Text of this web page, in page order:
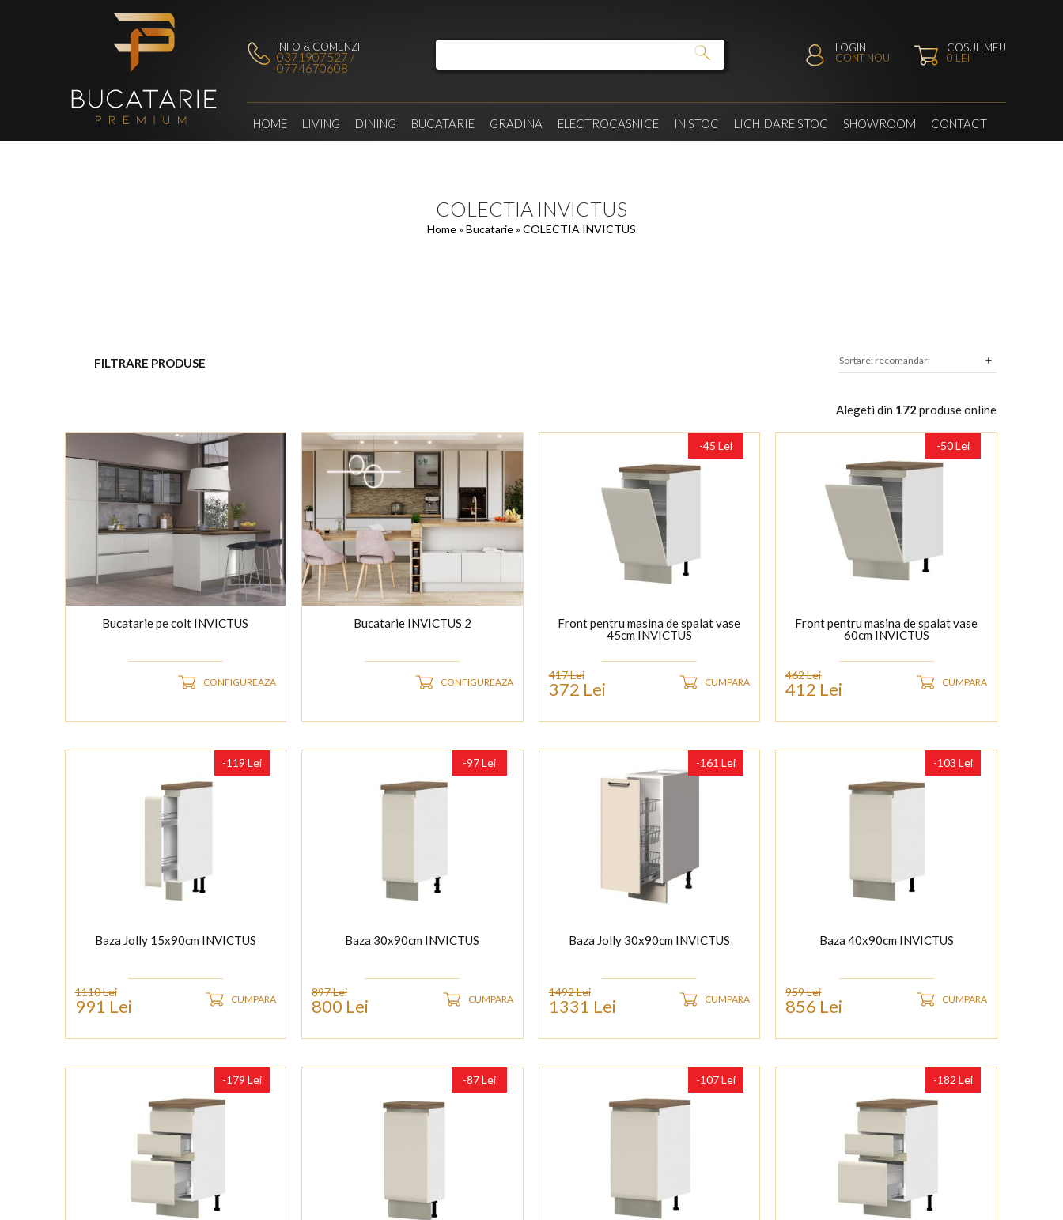
INFO & COMENZI
0371907527 /
0774670608
COSUL MEU
0 LEI
LOGIN
CONT NOU
HOME LIVING DINING BUCATARIE GRADINA ELECTROCASNICE IN STOC LICHIDARE STOC SHOWROOM CONTACT
COLECTIA INVICTUS
Home» Bucatarie» COLECTIA INVICTUS
FILTRARE PRODUSE
Alegeti din 172 produse online
Bucatarie pe colt INVICTUS
CONFIGUREAZA
Bucatarie INVICTUS 2
CONFIGUREAZA
-45 Lei
Front pentru masina de spalat vase
45cm INVICTUS
417 Lei
372 Lei CUMPARA
-50 Lei
Front pentru masina de spalat vase
60cm INVICTUS
462 Lei
412 Lei CUMPARA
-119 Lei
Baza Jolly 15x90cm INVICTUS
1110 Lei
991 Lei CUMPARA
-97 Lei
Baza 30x90cm INVICTUS
897 Lei
800 Lei CUMPARA
-161 Lei
Baza Jolly 30x90cm INVICTUS
1492 Lei
1331 Lei CUMPARA
-103 Lei
Baza 40x90cm INVICTUS
959 Lei
856 Lei CUMPARA
-179 Lei -87 Lei -107 Lei -182 Lei